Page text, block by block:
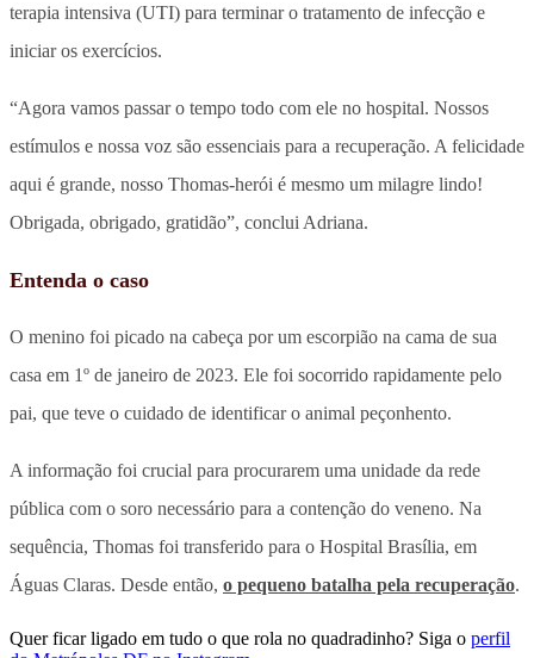
terapia intensiva (UTI) para terminar o tratamento de infecção e
iniciar os exercícios.
“Agora vamos passar o tempo todo com ele no hospital. Nossos
estímulos e nossa voz são essenciais para a recuperação. A felicidade
aqui é grande, nosso Thomas-herói é mesmo um milagre lindo!
Obrigada, obrigado, gratidão”, conclui Adriana.
Entenda o caso
O menino foi picado na cabeça por um escorpião na cama de sua
casa em 1º de janeiro de 2023. Ele foi socorrido rapidamente pelo
pai, que teve o cuidado de identificar o animal peçonhento.
A informação foi crucial para procurarem uma unidade da rede
pública com o soro necessário para a contenção do veneno. Na
sequência, Thomas foi transferido para o Hospital Brasília, em
Águas Claras. Desde então, o pequeno batalha pela recuperação.
Quer ficar ligado em tudo o que rola no quadradinho? Siga o perfil